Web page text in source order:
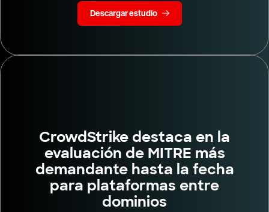
Descargar estudio
CrowdStrike destaca en la
evaluación de MITRE más
demandante hasta la fecha
para plataformas entre
dominios